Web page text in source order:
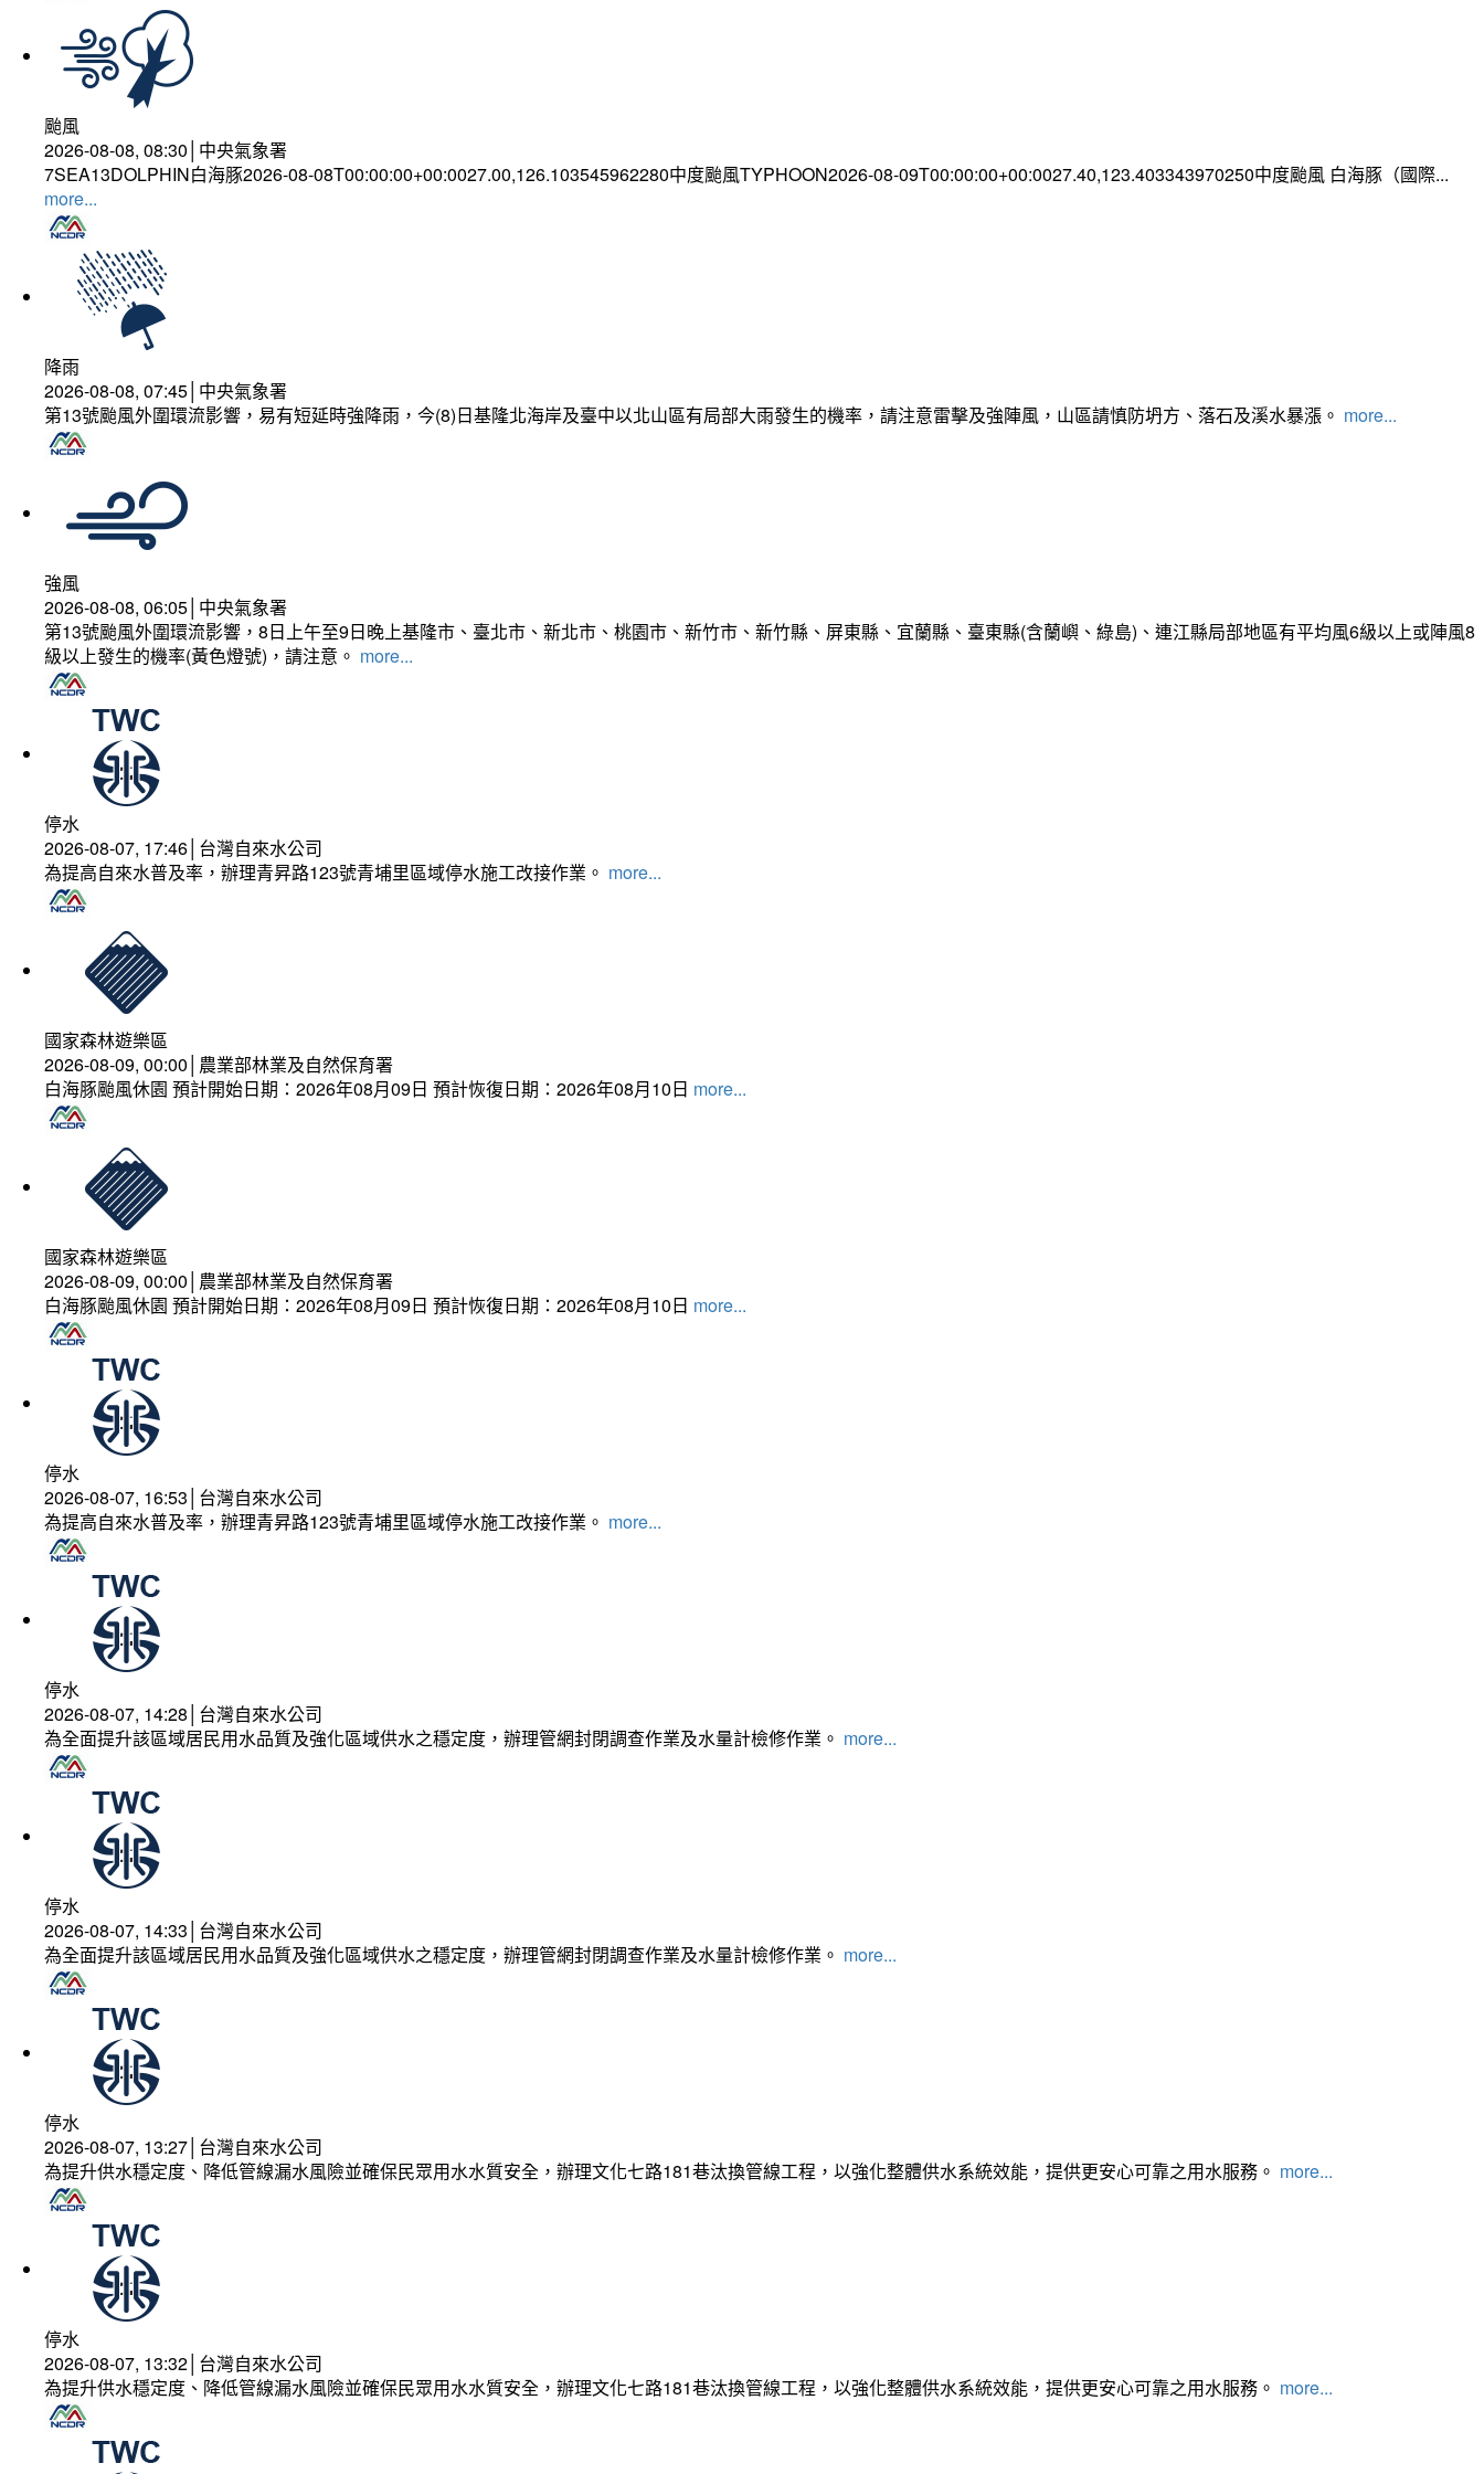
颱風
2026-08-08, 08:30│中央氣象署
7SEA13DOLPHIN白海豚2026-08-08T00:00:00+00:0027.00,126.103545962280中度颱風TYPHOON2026-08-09T00:00:00+00:0027.40,123.403343970250中度颱風 白海豚（國際...
more...
降雨
2026-08-08, 07:45│中央氣象署
第13號颱風外圍環流影響，易有短延時強降雨，今(8)日基隆北海岸及臺中以北山區有局部大雨發生的機率，請注意雷擊及強陣風，山區請慎防坍方、落石及溪水暴漲。 more...
強風
2026-08-08, 06:05│中央氣象署
第13號颱風外圍環流影響，8日上午至9日晚上基隆市、臺北市、新北市、桃園市、新竹市、新竹縣、屏東縣、宜蘭縣、臺東縣(含蘭嶼、綠島)、連江縣局部地區有平均風6級以上或陣風8
級以上發生的機率(黃色燈號)，請注意。 more...
停水
2026-08-07, 17:46│台灣自來水公司
為提高自來水普及率，辦理青昇路123號青埔里區域停水施工改接作業。 more...
國家森林遊樂區
2026-08-09, 00:00│農業部林業及自然保育署
白海豚颱風休園 預計開始日期：2026年08月09日 預計恢復日期：2026年08月10日 more...
國家森林遊樂區
2026-08-09, 00:00│農業部林業及自然保育署
白海豚颱風休園 預計開始日期：2026年08月09日 預計恢復日期：2026年08月10日 more...
停水
2026-08-07, 16:53│台灣自來水公司
為提高自來水普及率，辦理青昇路123號青埔里區域停水施工改接作業。 more...
停水
2026-08-07, 14:28│台灣自來水公司
為全面提升該區域居民用水品質及強化區域供水之穩定度，辦理管網封閉調查作業及水量計檢修作業。 more...
停水
2026-08-07, 14:33│台灣自來水公司
為全面提升該區域居民用水品質及強化區域供水之穩定度，辦理管網封閉調查作業及水量計檢修作業。 more...
停水
2026-08-07, 13:27│台灣自來水公司
為提升供水穩定度、降低管線漏水風險並確保民眾用水水質安全，辦理文化七路181巷汰換管線工程，以強化整體供水系統效能，提供更安心可靠之用水服務。 more...
停水
2026-08-07, 13:32│台灣自來水公司
為提升供水穩定度、降低管線漏水風險並確保民眾用水水質安全，辦理文化七路181巷汰換管線工程，以強化整體供水系統效能，提供更安心可靠之用水服務。 more...